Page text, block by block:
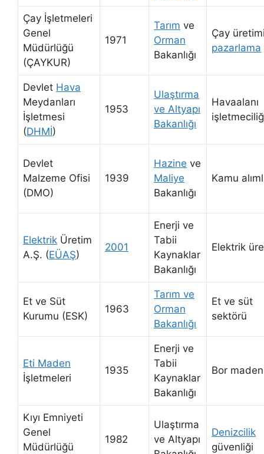
Çay İşletmeleri
Genel
Müdürlüğü
(ÇAYKUR)
1971
Tarım ve
Orman
Bakanlığı
Çay
pazarlama
Devlet Hava
Meydanları
İşletmesi
(DHMİ)
1953
Ulaştırma
ve Altyapı
Bakanlığı
Havaalanı
Devlet
Malzeme Ofisi
(DMO)
1939
Hazine ve
Maliye
Bakanlığı
Kamu
Elektrik Üretim
A.Ş. (EÜAŞ)
2001
Enerji ve
Tabii
Kaynaklar
Bakanlığı
Elektrik
Et ve Süt
Kurumu (ESK)
1963
Tarım ve
Orman
Bakanlığı
Et ve süt
sektörü
Eti Maden
İşletmeleri
1935
Enerji ve
Tabii
Kaynaklar
Bakanlığı
Bor
Kıyı Emniyeti
Genel
Müdürlüğü
1982
Ulaştırma
ve Altyapı
Denizcilik
güvenliği